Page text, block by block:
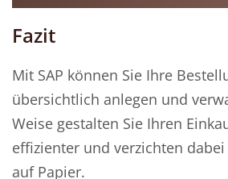
Fazit
Mit SAP können Sie Ihre
übersichtlich anlegen und
Weise gestalten Sie Ihren
effizienter und verzichten
auf Papier.